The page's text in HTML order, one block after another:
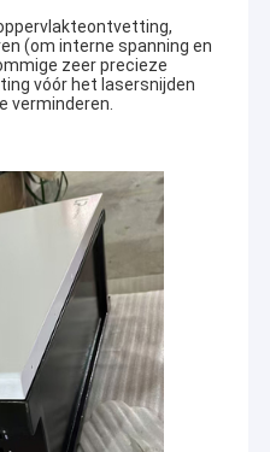
(om interne spanning en
zeer precieze
vóór het lasersnijden
verminderen.